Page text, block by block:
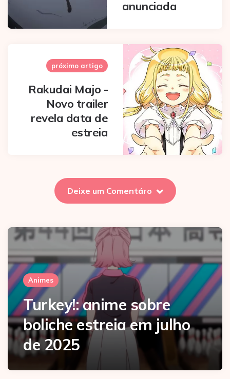
anunciada
próximo artigo
Rakudai Majo -
Novo trailer
revela data de
estreia
Deixe um Comentáro
Animes
Turkey!: anime sobre
boliche estreia em julho
de 2025